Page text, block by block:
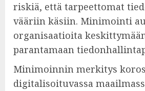
riskiä, että tarpeettomat
vääriin käsiin. Minimointi
organisaatioita
parantamaan
Minimoinnin merkitys
digitalisoituvassa